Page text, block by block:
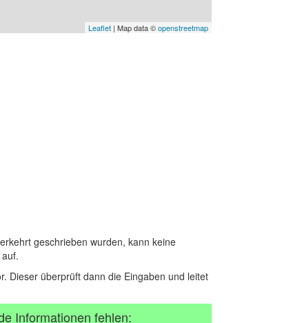
Leaflet | Map data ©openstreetmap
geschrieben wurden, kann keine
Dieser überprüft dann die Eingaben und leitet
Informationen fehlen: